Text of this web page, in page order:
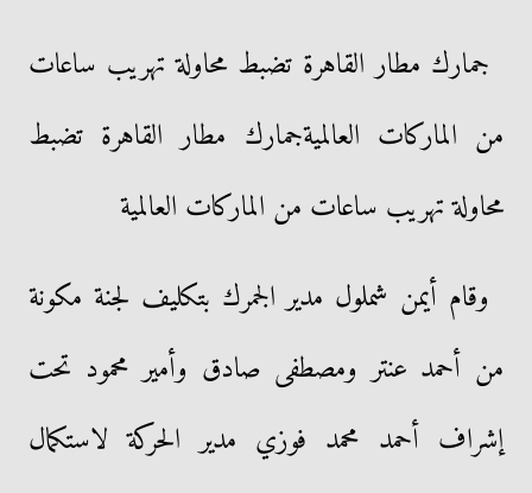
جمارك مطار القاهرة تضبط محاولة تهريب ساعات
من الماركات العالميةجمارك مطار القاهرة تضبط
محاولة تهريب ساعات من الماركات العالمية
وقام أيمن شملول مدير الجمرك بتكليف لجنة مكونة
من أحمد عنتر ومصطفى صادق وأمير محمود تحت
إشراف أحمد محمد فوزي مدير الحركة لاستكمال